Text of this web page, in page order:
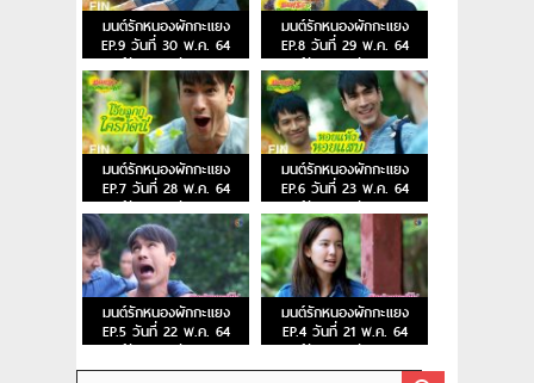
มนต์รักหนองผักกะแยง
EP.9 วันที่ 30 พ.ค. 64
มนต์รักหนองผักกะแยง
ตอนที่ 9
มนต์รักหนองผักกะแยง
EP.8 วันที่ 29 พ.ค. 64
มนต์รักหนองผักกะแยง
ตอนที่ 8
มนต์รักหนองผักกะแยง
EP.7 วันที่ 28 พ.ค. 64
มนต์รักหนองผักกะแยง
ตอนที่ 7
มนต์รักหนองผักกะแยง
EP.6 วันที่ 23 พ.ค. 64
มนต์รักหนองผักกะแยง
ตอนที่ 6
มนต์รักหนองผักกะแยง
EP.5 วันที่ 22 พ.ค. 64
มนต์รักหนองผักกะแยง
ตอนที่ 5
มนต์รักหนองผักกะแยง
EP.4 วันที่ 21 พ.ค. 64
มนต์รักหนองผักกะแยง
ตอนที่ 4